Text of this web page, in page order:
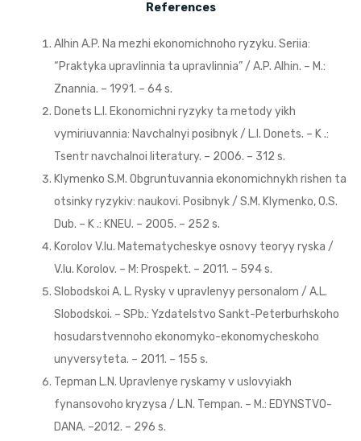
References
Alhin A.P. Na mezhi ekonomichnoho ryzyku. Seriia:
“Praktyka upravlinnia ta upravlinnia” / A.P. Alhin. – M.:
Znannia. – 1991. – 64 s.
Donets L.I. Ekonomichni ryzyky ta metody yikh
vymiriuvannia: Navchalnyi posibnyk / L.I. Donets. – K .:
Tsentr navchalnoi literatury. – 2006. – 312 s.
Klymenko S.M. Obgruntuvannia ekonomichnykh rishen ta
otsinky ryzykiv: naukovi. Posibnyk / S.M. Klymenko, O.S.
Dub. – K .: KNEU. – 2005. – 252 s.
Korolov V.Iu. Matematycheskye osnovy teoryy ryska /
V.Iu. Korolov. – M: Prospekt. – 2011. – 594 s.
Slobodskoi A. L. Rysky v upravlenyy personalom / A.L.
Slobodskoi. – SPb.: Yzdatelstvo Sankt-Peterburhskoho
hosudarstvennoho ekonomyko-ekonomycheskoho
unyversyteta. – 2011. – 155 s.
Tepman L.N. Upravlenye ryskamy v uslovyiakh
fynansovoho kryzysa / L.N. Tempan. – M.: EDYNSTVO-
DANA. –2012. – 296 s.